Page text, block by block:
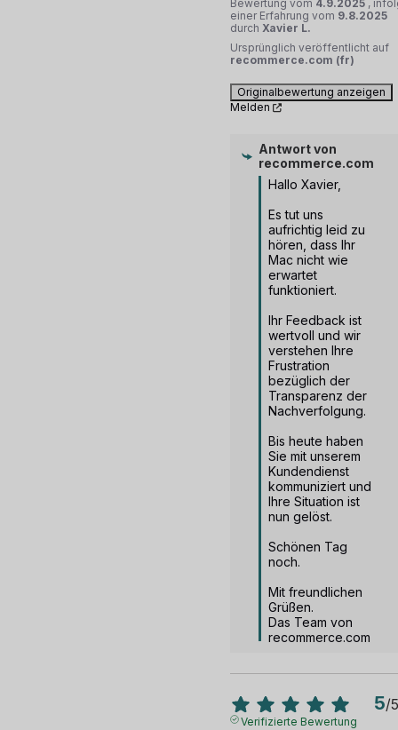
Bewertung vom 4.9.2025 ,
einer Erfahrung vom 9.8.2025
durch Xavier L.
Ursprünglich veröffentlicht auf
recommerce.com (fr)
Originalbewertung anzeigen
Melden
Antwort von
recommerce.com
Hallo Xavier,
Es tut uns
aufrichtig leid zu
hören, dass Ihr
Mac nicht wie
erwartet
funktioniert.
Ihr Feedback ist
wertvoll und wir
verstehen Ihre
Frustration
bezüglich der
Transparenz der
Nachverfolgung.
Bis heute haben
Sie mit unserem
Kundendienst
kommuniziert und
Ihre Situation ist
nun gelöst.
Schönen Tag
noch.
Mit freundlichen
Grüßen.
Das Team von
recommerce.com
5/5
Verifizierte Bewertung